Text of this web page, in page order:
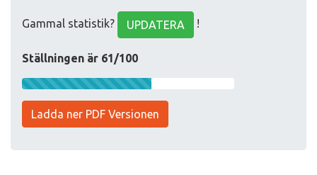
Gammal statistik? UPDATERA !
Ställningen är 61/100
Ladda ner PDF Versionen